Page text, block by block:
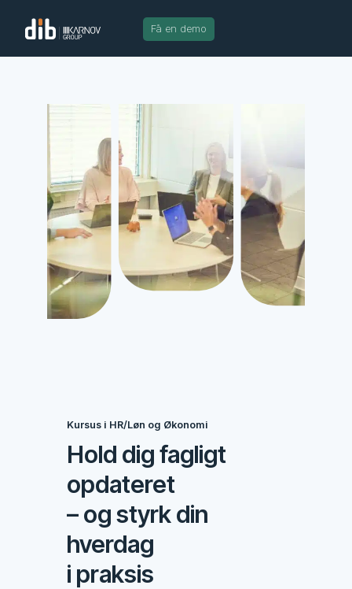
Få en demo
Kursus i HR/Løn og Økonomi
Hold dig fagligt
opdateret
– og styrk din
hverdag
i praksis